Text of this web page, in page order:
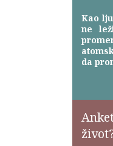
Kao
ne
da